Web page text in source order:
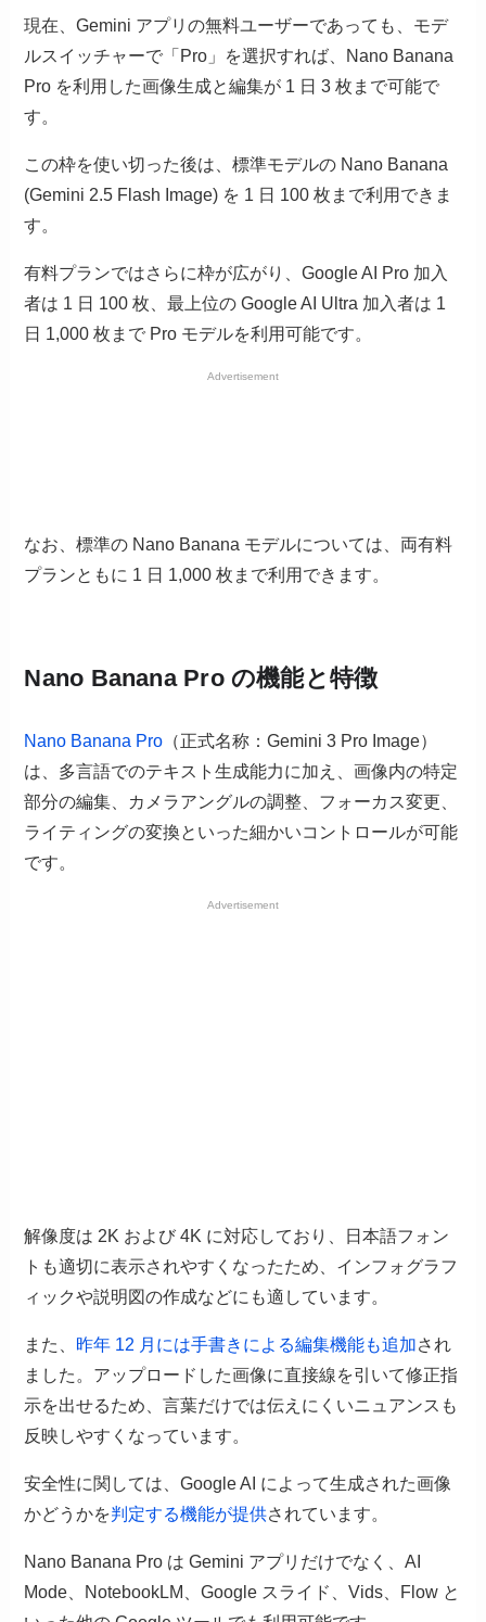
現在、Gemini アプリの無料ユーザーであっても、モデ
ルスイッチャーで「Pro」を選択すれば、Nano Banana
Pro を利用した画像生成と編集が 1 日 3 枚まで可能で
す。
この枠を使い切った後は、標準モデルの Nano Banana
(Gemini 2.5 Flash Image) を 1 日 100 枚まで利用できま
す。
有料プランではさらに枠が広がり、Google AI Pro 加入
者は 1 日 100 枚、最上位の Google AI Ultra 加入者は 1
日 1,000 枚まで Pro モデルを利用可能です。
Advertisement
なお、標準の Nano Banana モデルについては、両有料
プランともに 1 日 1,000 枚まで利用できます。
Nano Banana Pro の機能と特徴
Nano Banana Pro （正式名称：Gemini 3 Pro Image）
は、多言語でのテキスト生成能力に加え、画像内の特定
部分の編集、カメラアングルの調整、フォーカス変更、
ライティングの変換といった細かいコントロールが可能
です。
Advertisement
解像度は 2K および 4K に対応しており、日本語フォン
トも適切に表示されやすくなったため、インフォグラフ
ィックや説明図の作成などにも適しています。
また、 昨年 12 月には手書きによる編集機能も追加され
ました。アップロードした画像に直接線を引いて修正指
示を出せるため、言葉だけでは伝えにくいニュアンスも
反映しやすくなっています。
安全性に関しては、Google AI によって生成された画像
かどうかを判定する機能が提供されています。
Nano Banana Pro は Gemini アプリだけでなく、AI
Mode、NotebookLM、Google スライド、Vids、Flow と